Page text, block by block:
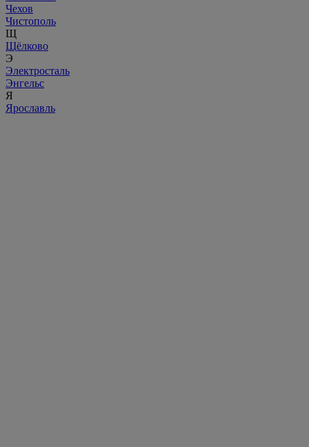
Чехов
Чистополь
Щ
Щёлково
Э
Электросталь
Энгельс
Я
Ярославль